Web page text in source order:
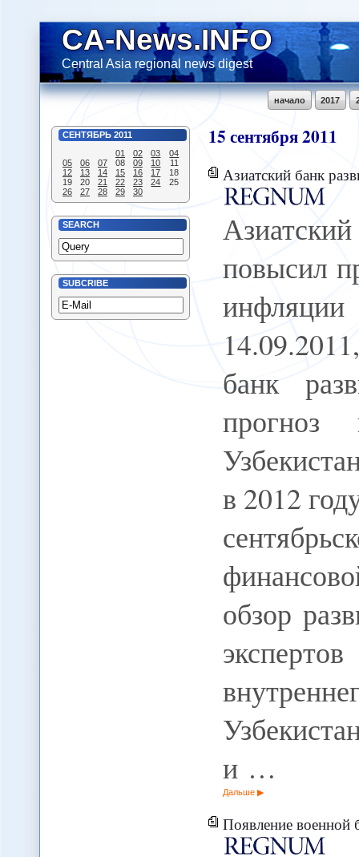
CA-News.INFO
Central Asia regional news digest
2017
начало
СЕНТЯБРЬ 2011
01
02 03
04
05
06 07 08 09 10
11
12
13 14 15 16 17
18
19
20 21 22 23 24
25
26
27 28 29 30
SEARCH
SUBCRIBE
15сентября2011
Азиатский банк развития повысил
повысил
банк
в 2012
обзор
и …
Дальше
Появление военной